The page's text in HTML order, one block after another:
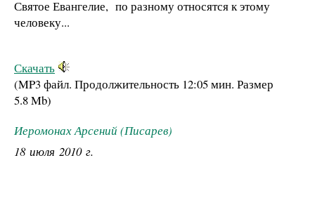
Святое Евангелие, по разному относятся к этому
человеку...
Скачать
(MP3 файл. Продолжительность 12:05 мин. Размер
5.8 Mb)
Иеромонах Арсений (Писарев)
18 июля 2010 г.